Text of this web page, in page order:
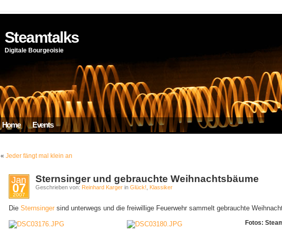
Steamtalks
Digitale Bourgeoisie
Home Events
« Jeder fängt mal klein an
Jan
07
2007
Sternsinger und gebrauchte Weihnachtsbäume
Geschrieben von: Reinhard Karger inGlück! Klassiker
Die Sternsingersind unterwegs und die freiwillige Feuerwehr sammelt gebrauchte
Fotos: